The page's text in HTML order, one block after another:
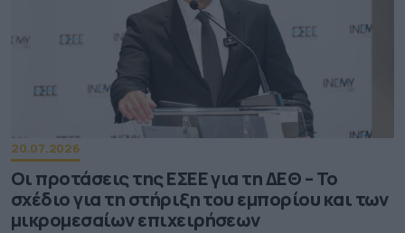
20.07.2026
Οι προτάσεις της ΕΣΕΕ για τη ΔΕΘ – Το
σχέδιο για τη στήριξη του εμπορίου και των
μικρομεσαίων επιχειρήσεων